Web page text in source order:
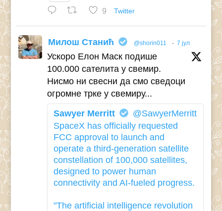
9 Twitter
Милош Станић @shorin011 · 7 јул
Ускоро Елон Маск подише
100.000 сателита у свемир.
Нисмо ни свесни да смо сведоци
огромне трке у свемиру...
Sawyer Merritt
@SawyerMerritt
SpaceX has officially requested
FCC approval to launch and
operate a third-generation satellite
constellation of 100,000 satellites,
designed to power human
connectivity and AI-fueled progress.
"The artificial intelligence revolution